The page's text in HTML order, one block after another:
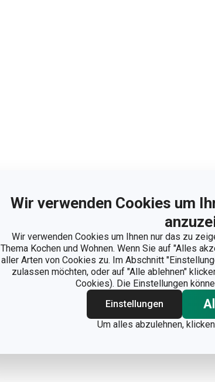
Wir verwenden Cookies um
Wir verwenden Cookies um Ihnen nur das zu
Thema Kochen und Wohnen. Wenn Sie auf "Alles
aller Arten von Cookies zu. Im Abschnitt
zulassen möchten, oder auf "Alle ablehnen"
Cookies). Die Einstellungen
Einstellungen
Um alles abzulehnen,